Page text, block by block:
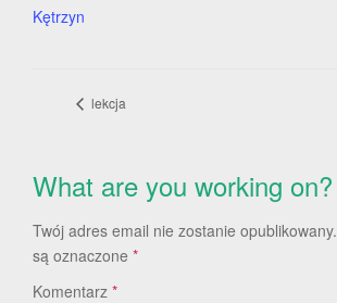
Kętrzyn
lekcja
What are you working on?
Twój adres email nie zostanie opublikowany.
są oznaczone *
Komentarz *